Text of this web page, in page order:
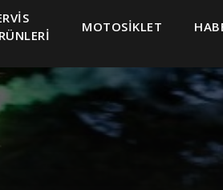
MOTOSIKLET